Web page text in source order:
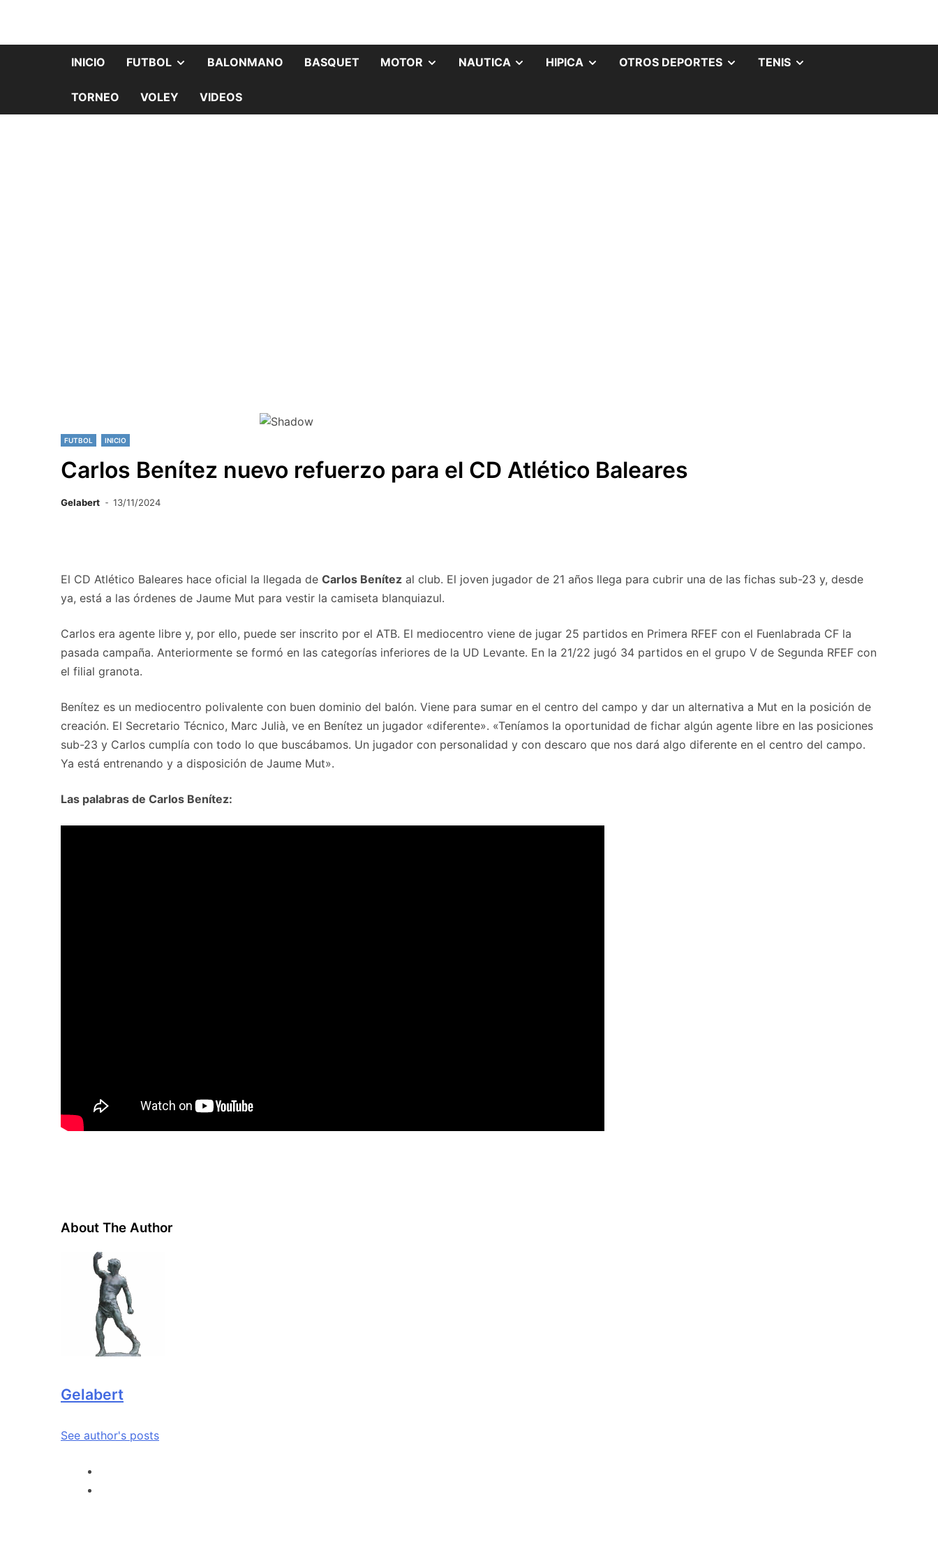
INICIO FUTBOL BALONMANO BASQUET MOTOR NAUTICA HIPICA OTROS DEPORTES TENIS
TORNEO VOLEY VIDEOS
FUTBOL INICIO
Carlos Benítez nuevo refuerzo para el CD Atlético Baleares
Gelabert 13/11/2024
El CD Atlético Baleares hace oficial la llegada de Carlos Benítez al club. El joven jugador de 21 años llega para cubrir una de las fichas sub-23 y, desde
ya, está a las órdenes de Jaume Mut para vestir la camiseta blanquiazul.
Carlos era agente libre y, por ello, puede ser inscrito por el ATB. El mediocentro viene de jugar 25 partidos en Primera RFEF con el Fuenlabrada CF la
pasada campaña. Anteriormente se formó en las categorías inferiores de la UD Levante. En la 21/22 jugó 34 partidos en el grupo V de Segunda RFEF con
el filial granota.
Benítez es un mediocentro polivalente con buen dominio del balón. Viene para sumar en el centro del campo y dar un alternativa a Mut en la posición de
creación. El Secretario Técnico, Marc Julià, ve en Benítez un jugador «diferente». «Teníamos la oportunidad de fichar algún agente libre en las posiciones
sub-23 y Carlos cumplía con todo lo que buscábamos. Un jugador con personalidad y con descaro que nos dará algo diferente en el centro del campo.
Ya está entrenando y a disposición de Jaume Mut».
Las palabras de Carlos Benítez:
About The Author
Gelabert
See author's posts